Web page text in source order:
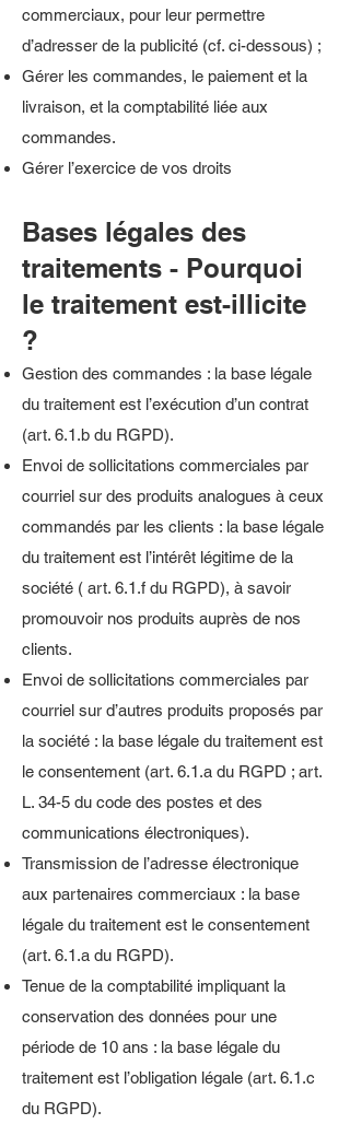
commerciaux, pour leur permettre
d’adresser de la publicité (cf. ci-dessous) ;
Gérer les commandes, le paiement et la
livraison, et la comptabilité liée aux
commandes.
Gérer l’exercice de vos droits
Bases légales des
traitements - Pourquoi
le traitement est-illicite
?
Gestion des commandes : la base légale
du traitement est l’exécution d’un contrat
(art. 6.1.b du RGPD).
Envoi de sollicitations commerciales par
courriel sur des produits analogues à ceux
commandés par les clients : la base légale
du traitement est l’intérêt légitime de la
société ( art. 6.1.f du RGPD), à savoir
promouvoir nos produits auprès de nos
clients.
Envoi de sollicitations commerciales par
courriel sur d’autres produits proposés par
la société : la base légale du traitement est
le consentement (art. 6.1.a du RGPD ; art.
L. 34-5 du code des postes et des
communications électroniques).
Transmission de l’adresse électronique
aux partenaires commerciaux : la base
légale du traitement est le consentement
(art. 6.1.a du RGPD).
Tenue de la comptabilité impliquant la
conservation des données pour une
période de 10 ans : la base légale du
traitement est l’obligation légale (art. 6.1.c
du RGPD).